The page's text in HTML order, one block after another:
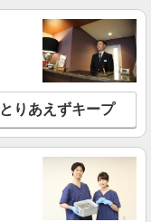
円 ※経験・能力により
途全額支給致します。
給制度あり ※その他、
も相談可。 ※給与
詳細を見る
とりあえずキープ